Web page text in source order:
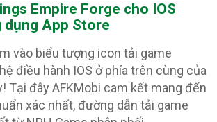
Empire Forge cho IOS
App Store
vào biểu tượng icon tải game
điều hành IOS ở phía trên cùng của
Tại đây AFKMobi cam kết mang đến
xác nhất, đường dẫn tải game